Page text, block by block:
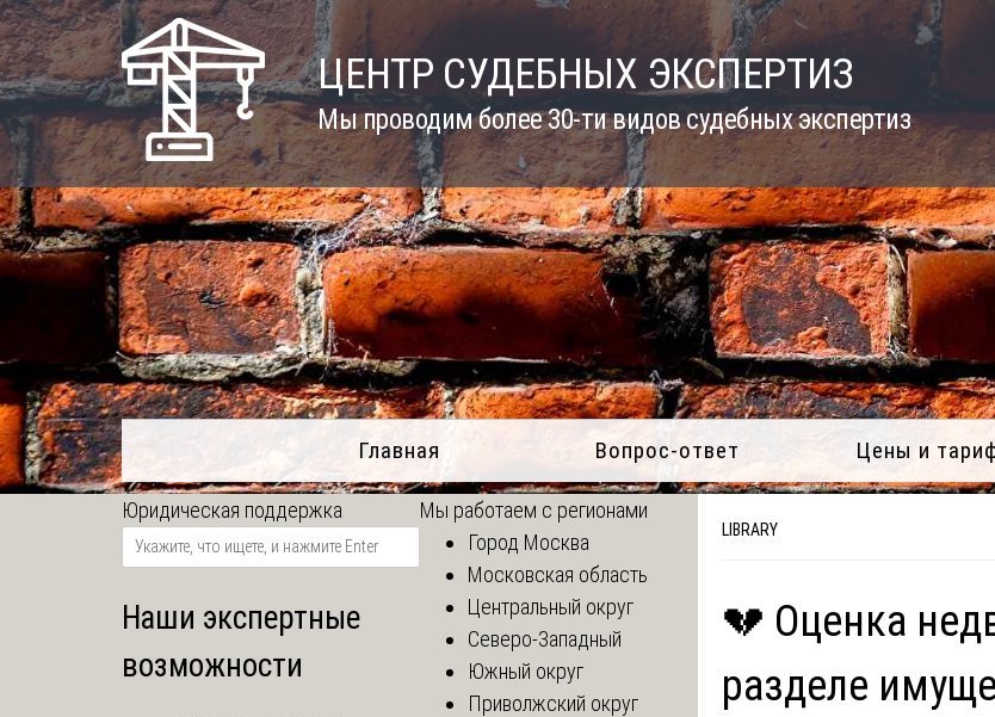
Skip
to
content
ЦЕНТР СУДЕБНЫХ ЭКСПЕРТИЗ
Мы проводим более 30-ти видов судебных экспертиз
Главная Вопрос-ответ Цены и
LIBRARY
💔 Оценка
разделе
Юридическая поддержка
Наши экспертные
возможности
Мы работаем с регионами
Город Москва
Московская область
Центральный округ
Северо-Западный
Южный округ
Приволжский округ